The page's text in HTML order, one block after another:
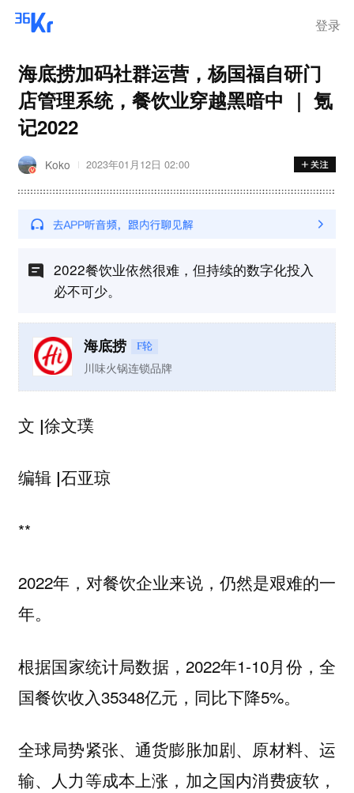
登录
海底捞加码社群运营，杨国福自研门
店管理系统，餐饮业穿越黑暗中 ｜ 氪
记2022
Koko 2023年01月12日 02:00
2022餐饮业依然很难，但持续的数字化投入
必不可少。
海底捞 F轮
川味火锅连锁品牌
文 |徐文璞
编辑 |石亚琼
**
2022年，对餐饮企业来说，仍然是艰难的一
年。
根据国家统计局数据，2022年1-10月份，全
国餐饮收入35348亿元，同比下降5%。
全球局势紧张、通货膨胀加剧、原材料、运
输、人力等成本上涨，加之国内消费疲软，